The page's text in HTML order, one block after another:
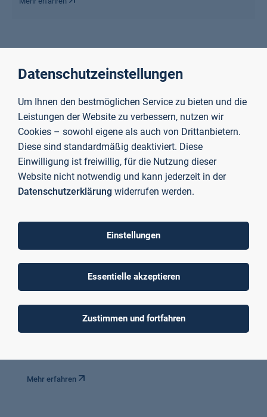
ConnectS UP intensivierte die Verbindung zwischen
Hochschullehre und Unternehmen durch innovative, praxisnahe
Lehrkonzepte, bei denen Lehrenden, Unternehmen und
Mehr erfahren
Datenschutzeinstellungen
Um Ihnen den bestmöglichen Service zu bieten und die
Leistungen der Website zu verbessern, nutzen wir
Cookies – sowohl eigene als auch von Drittanbietern.
Diese sind standardmäßig deaktiviert. Diese
Einwilligung ist freiwillig, für die Nutzung dieser
Website nicht notwendig und kann jederzeit in der
Datenschutzerklärung widerrufen werden.
Einstellungen
Essentielle akzeptieren
Zustimmen und fortfahren